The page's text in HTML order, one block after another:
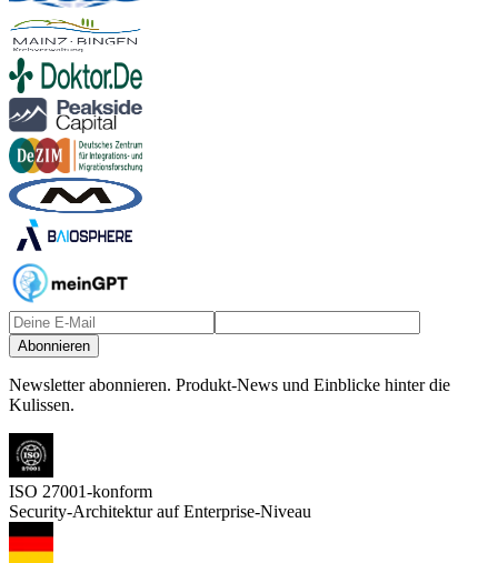
Abonnieren
Newsletter abonnieren. Produkt-News und Einblicke hinter die
Kulissen.
ISO 27001-konform
Security-Architektur auf Enterprise-Niveau